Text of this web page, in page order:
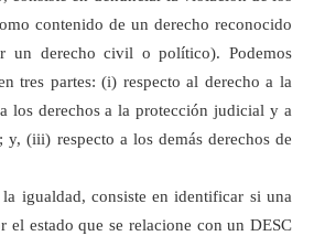
contenido de un derecho reconocido
un derecho civil o político). Podemos
tres partes: (i) respecto al derecho a la
los derechos a la protección judicial y a
y, (iii) respecto a los demás derechos de
igualdad, consiste en identificar si una
el estado que se relacione con un DESC